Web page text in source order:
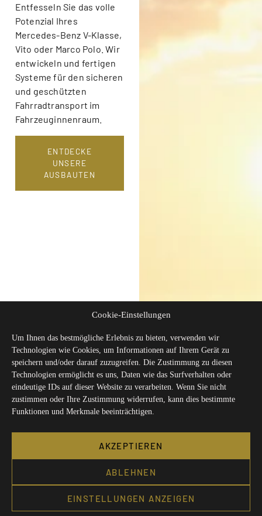
Cookie-Einstellungen
Um Ihnen das bestmögliche Erlebnis zu bieten, verwenden wir
Technologien wie Cookies, um Informationen auf Ihrem Gerät zu
speichern und/oder darauf zuzugreifen. Die Zustimmung zu diesen
Technologien ermöglicht es uns, Daten wie das Surfverhalten oder
eindeutige IDs auf dieser Website zu verarbeiten. Wenn Sie nicht
zustimmen oder Ihre Zustimmung widerrufen, kann dies bestimmte
Funktionen und Merkmale beeinträchtigen.
AKZEPTIEREN
ABLEHNEN
EINSTELLUNGEN ANZEIGEN
Entfesseln Sie das volle
Potenzial Ihres
Mercedes-Benz V-Klasse,
Vito oder Marco Polo. Wir
entwickeln und fertigen
Systeme für den sicheren
und geschützten
Fahrradtransport im
Fahrzeuginnenraum.
ENTDECKE
UNSERE
AUSBAUTEN